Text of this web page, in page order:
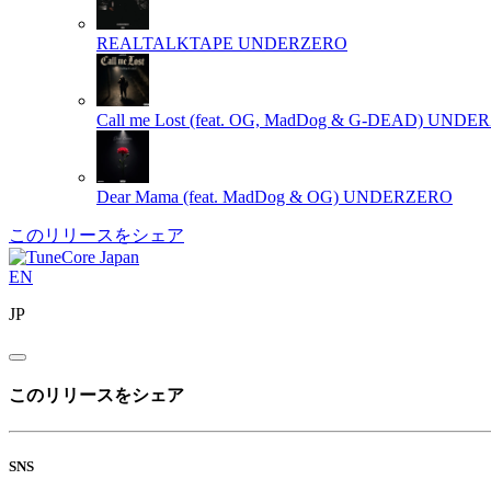
REALTALKTAPE UNDERZERO
Call me Lost (feat. OG, MadDog & G-DEAD)
Dear Mama (feat. MadDog & OG) UNDERZERO
このリリースをシェア
EN
JP
このリリースをシェア
SNS